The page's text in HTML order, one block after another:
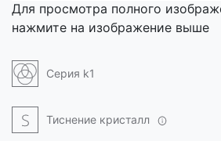
Для просмотра полного
нажмите на изображение выше
Серия k1
Тиснение кристалл